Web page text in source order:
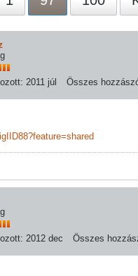
2011 júl Összes
2012 dec Összes